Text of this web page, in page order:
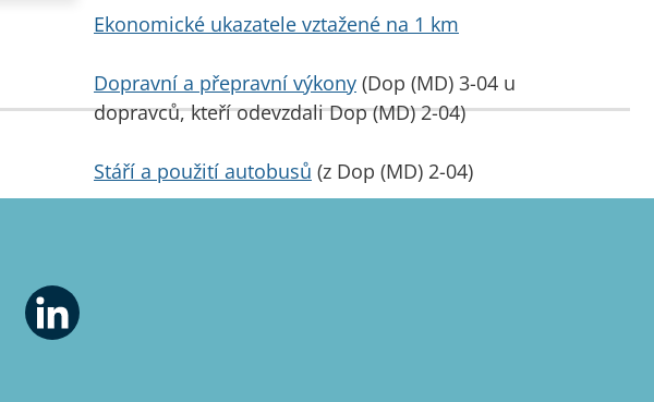
Ekonomické ukazatele vztažené na 1 km
Dopravní a přepravní výkony (Dop (MD) 3-04 u
dopravců, kteří odevzdali Dop (MD) 2-04)
Stáří a použití autobusů (z Dop (MD) 2-04)